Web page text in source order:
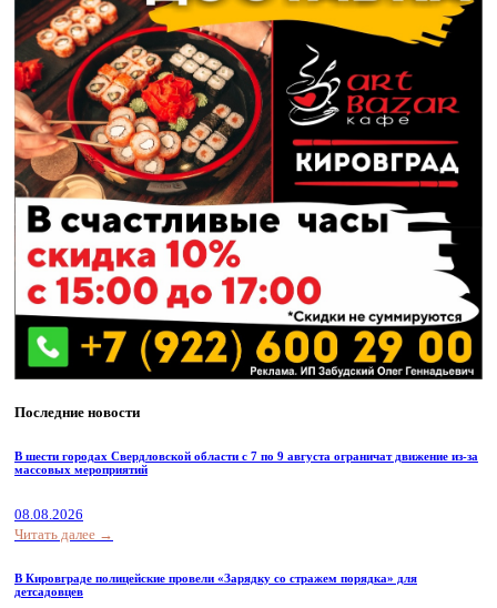
Последние новости
В шести городах Свердловской области с 7 по 9 августа ограничат движение из-за
массовых мероприятий
08.08.2026
Читать далее →
В Кировграде полицейские провели «Зарядку со стражем порядка» для
детсадовцев